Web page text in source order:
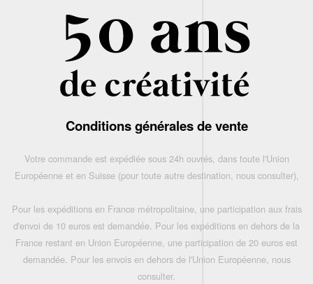
Conditions générales de vente
Votre commande est expédiée sous 24h ouvrés, dans toute l'Union
Européenne et en Suisse (pour toute autre destination, nous consulter),
Pour les expéditions en France métropolitaine, une participation aux frais
d'envoi de 10 euros est demandée. Pour les expéditions en dehors de la
France restant en Union Européenne, une participation de 20 euros est
demandée. Pour les envois en dehors de l'Union Européenne, nous
consulter.